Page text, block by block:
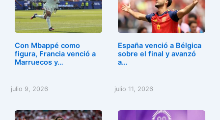
Con Mbappé como
figura, Francia venció a
Marruecos y…
julio 9, 2026
España venció a Bélgica
sobre el final y avanzó
a…
julio 11, 2026